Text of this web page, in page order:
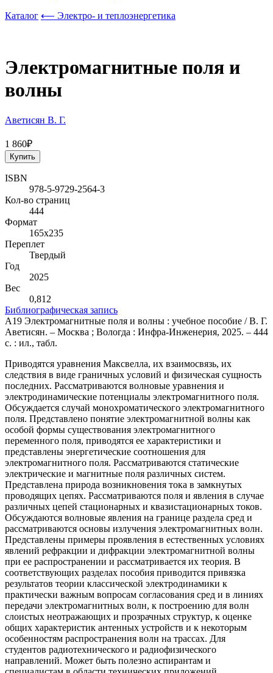
Каталог ⟵ Электро- и теплоэнергетика
Электромагнитные поля и
волны
Аветисян В. Г.
1 860₽
Купить
ISBN
978-5-9729-2564-3
Кол-во страниц
444
Формат
165х235
Переплет
Твердый
Год
2025
Вес
0,812
Библиографическая запись
А19 Электромагнитные поля и волны : учебное пособие / В. Г.
Аветисян. – Москва ; Вологда : Инфра-Инженерия, 2025. – 444
с. : ил., табл.
Приводятся уравнения Максвелла, их взаимосвязь, их
следствия в виде граничных условий и физическая сущность
последних. Рассматриваются волновые уравнения и
электродинамические потенциалы электромагнитного поля.
Обсуждается случай монохроматического электромагнитного
поля. Представлено понятие электромагнитной волны как
особой формы существования электромагнитного
переменного поля, приводятся ее характеристики и
представлены энергетические соотношения для
электромагнитного поля. Рассматриваются статические
электрические и магнитные поля различных систем.
Представлена природа возникновения тока в замкнутых
проводящих цепях. Рассматриваются поля и явления в случае
различных цепей стационарных и квазистационарных токов.
Обсуждаются волновые явления на границе раздела сред и
рассматриваются основы излучения электромагнитных волн.
Представлены примеры проявления в естественных условиях
явлений рефракции и дифракции электромагнитной волны
при ее распространении и рассматривается их теория. В
соответствующих разделах пособия приводится привязка
результатов теории классической электродинамики к
практически важным вопросам согласования сред и в линиях
передачи электромагнитных волн, к построению для волн
слоистых неотражающих и прозрачных структур, к оценке
общих характеристик антенных устройств и к некоторым
особенностям распространения волн на трассах. Для
студентов радиотехнического и радиофизического
направлений. Может быть полезно аспирантам и